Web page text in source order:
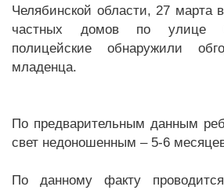
Челябинской области, 27 марта
частных домов по улице
полицейские обнаружили
младенца.
По предварительным данным
свет недоношенным – 5-6
По данному факту проводится